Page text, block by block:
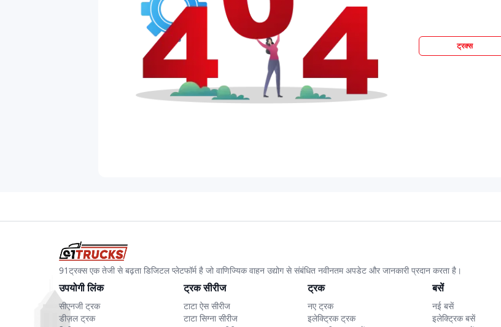
ट्रक्स
91ट्रक्स एक तेजी से बढ़ता डिजिटल प्लेटफॉर्म है जो वाणिज्यिक वाहन उद्योग से संबंधित नवीनतम अपडेट और जानकारी प्रदान करता है।
उपयोगी लिंक
सीएनजी ट्रक
डीज़ल ट्रक
ट्रक सीरीज
टाटा ऐस सीरीज
टाटा सिग्ना सीरीज
ट्रक
नए ट्रक
इलेक्ट्रिक ट्रक
बसें
नई बसें
इलेक्ट्रिक बसें